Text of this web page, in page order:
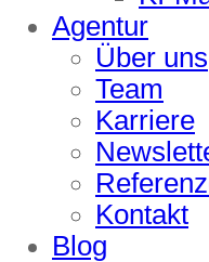
Agentur
Über uns
Team
Karriere
Kontakt
Blog